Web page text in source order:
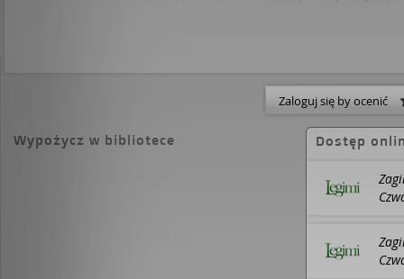
pozostanie, musi być prawdą…
zamiast aktorką zostałabym prawnikiem.
Zwłaszcza jak czytam Zaginięcie
Intrygujące śledztwo i zajmujące
sądowej. Tu każdy w coś gra… a mnie na
- Anna Mucha To
kryminał, w którym bronią są słowa! (i
oskarża rodziców o zabójstwo dziecka. W
staje Joanna Chyłka, niezwykle skuteczna
Zaloguj się by ocenić
Wypożycz w bibliotece Dostęp